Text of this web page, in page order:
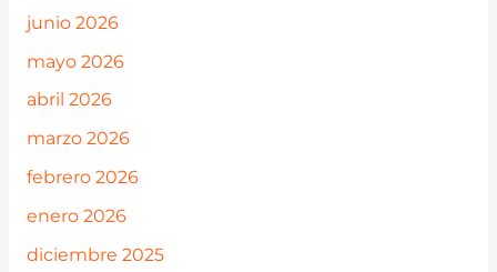
junio 2026
mayo 2026
abril 2026
marzo 2026
febrero 2026
enero 2026
diciembre 2025